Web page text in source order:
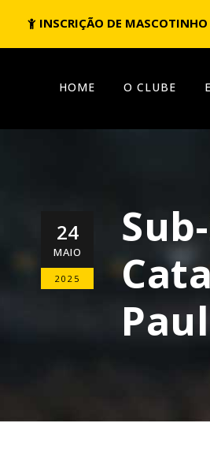
INSCRIÇÃO DE MASCOTINHO
HOME O CLUBE
24
MAIO
2025